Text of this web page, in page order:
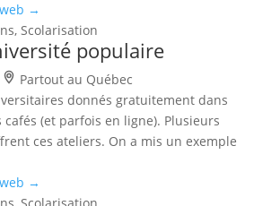
→
Scolarisation
populaire
Partout au Québec
donnés gratuitement dans
cafés (et parfois en ligne). Plusieurs
ces ateliers. On a mis un exemple
→